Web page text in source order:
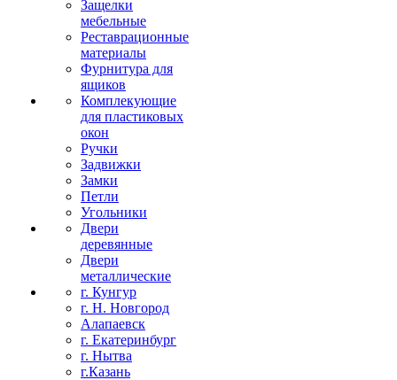
Защелки
мебельные
Реставрационные
материалы
Фурнитура для
ящиков
Комплекующие
для пластиковых
окон
Ручки
Задвижки
Замки
Петли
Угольники
Двери
деревянные
Двери
металлические
г. Кунгур
г. Н. Новгород
Алапаевск
г. Екатеринбург
г. Нытва
г.Казань